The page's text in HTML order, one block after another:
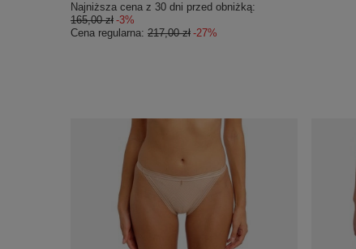
Najniższa cena z 30 dni przed obniżką:
165,00 zł -3%
Cena regularna: 217,00 zł -27%